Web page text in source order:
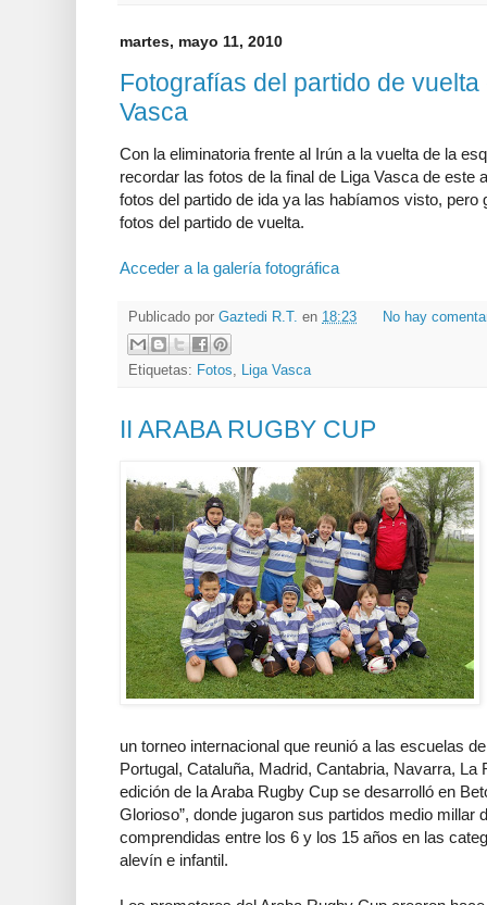
martes, mayo 11, 2010
Fotografías del partido de
Vasca
Con la eliminatoria frente al Irún a la vuelta de la
recordar las fotos de la final de Liga Vasca de este
fotos del partido de ida ya las habíamos visto,
fotos del partido de vuelta.
Acceder a la galería fotográfica
Publicado por Gaztedi R.T. en 18:23 No hay
Etiquetas: Fotos, Liga Vasca
II ARABA RUGBY CUP
un torneo internacional que reunió a las escuelas
Portugal, Cataluña, Madrid, Cantabria, Navarra,
edición de la Araba Rugby Cup se desarrolló en
Glorioso”, donde jugaron sus partidos medio
comprendidas entre los 6 y los 15 años en las
alevín e infantil.